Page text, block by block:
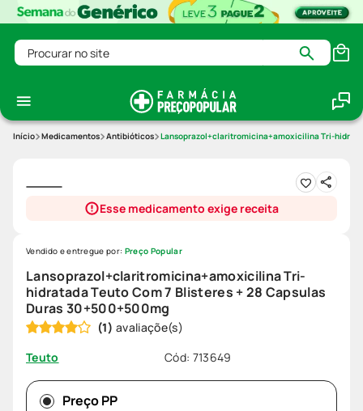
Procurar no site
Medicamentos Antibióticos Lansoprazol+claritromicina+amoxicilina Tri-
Esse medicamento exige receita
Lansoprazol+claritromicina+amoxicilina Tri-
hidratada Teuto Com 7 Blisteres + 28 Capsulas
Duras 30+500+500mg
(1)
Teuto
Cód: 713649
Vendido e entregue por: Preço Popular
Preço PP